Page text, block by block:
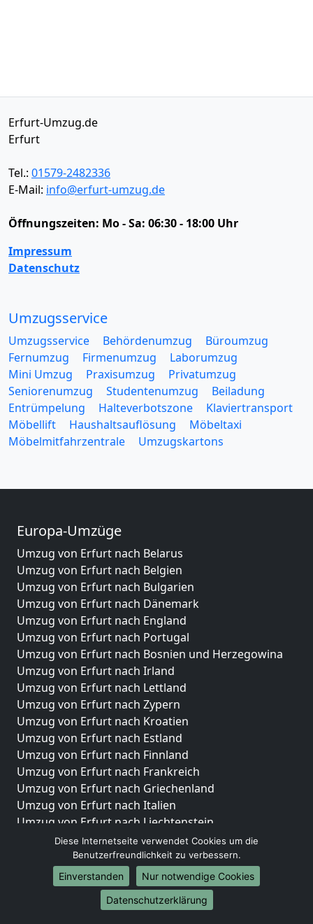
Erfurt-Umzug.de
Erfurt
Tel.: 01579-2482336
E-Mail: info@erfurt-umzug.de
Öffnungszeiten: Mo - Sa: 06:30 - 18:00 Uhr
Impressum
Datenschutz
Umzugsservice
Umzugsservice Behördenumzug
Büroumzug
Fernumzug
Firmenumzug
Laborumzug
Mini Umzug
Praxisumzug
Privatumzug
Seniorenumzug
Studentenumzug
Beiladung
Entrümpelung
Halteverbotszone
Klaviertransport
Möbellift
Haushaltsauflösung
Möbeltaxi
Möbelmitfahrzentrale
Umzugskartons
Europa-Umzüge
Umzug von Erfurt nach Belarus
Umzug von Erfurt nach Belgien
Umzug von Erfurt nach Bulgarien
Umzug von Erfurt nach Dänemark
Umzug von Erfurt nach England
Umzug von Erfurt nach Portugal
Umzug von Erfurt nach Bosnien und Herzegowina
Umzug von Erfurt nach Irland
Umzug von Erfurt nach Lettland
Umzug von Erfurt nach Zypern
Umzug von Erfurt nach Kroatien
Umzug von Erfurt nach Estland
Umzug von Erfurt nach Finnland
Umzug von Erfurt nach Frankreich
Umzug von Erfurt nach Griechenland
Umzug von Erfurt nach Italien
Umzug von Erfurt nach Liechtenstein
Umzug von Erfurt nach Luxemburg
Umzug von Erfurt nach Niederlande
Umzug von Erfurt nach Norwegen
Umzüge-Deutschlandweit
Diese Internetseite verwendet Cookies um die
Benutzerfreundlichkeit zu verbessern.
Einverstanden
Nur notwendige Cookies
Datenschutzerklärung